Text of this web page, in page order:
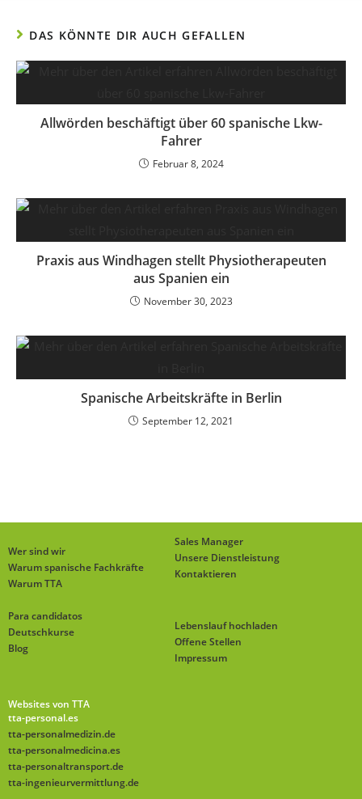
DAS KÖNNTE DIR AUCH GEFALLEN
Allwörden beschäftigt über 60 spanische Lkw-
Fahrer
Februar 8, 2024
Praxis aus Windhagen stellt Physiotherapeuten
aus Spanien ein
November 30, 2023
Spanische Arbeitskräfte in Berlin
September 12, 2021
Wer sind wir
Warum spanische Fachkräfte
Warum TTA
Sales Manager
Unsere Dienstleistung
Kontaktieren
Para candidatos
Deutschkurse
Blog
Lebenslauf hochladen
Offene Stellen
Impressum
Websites von TTA
tta-personal.es
tta-personalmedizin.de
tta-personalmedicina.es
tta-personaltransport.de
tta-ingenieurvermittlung.de